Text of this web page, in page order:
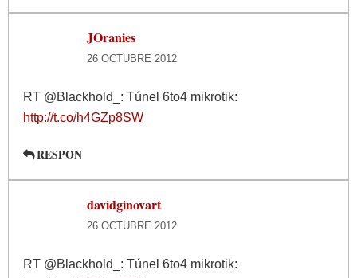
JOranies
26 OCTUBRE 2012
RT @Blackhold_: Túnel 6to4 mikrotik:
http://t.co/h4GZp8SW
RESPON
davidginovart
26 OCTUBRE 2012
RT @Blackhold_: Túnel 6to4 mikrotik: